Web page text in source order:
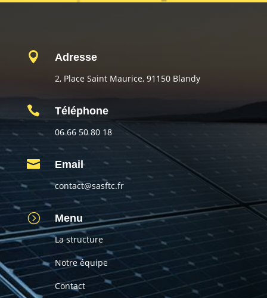
 Adresse
2, Place Saint Maurice, 91150 Blandy
 Téléphone
06 66 50 80 18
 Email
contact@sasftc.fr
= Menu
La structure
Notre équipe
Contact